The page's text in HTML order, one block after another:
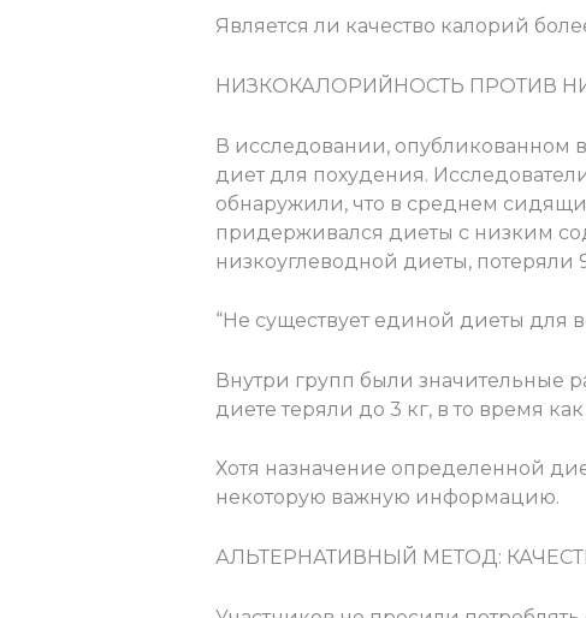
Является ли качество калорий
НИЗКОКАЛОРИЙНОСТЬ ПРОТИВ
В исследовании, опубликованном
диет для похудения.
обнаружили, что в среднем
придерживался диеты с низким
низкоуглеводной диеты, потеряли
“Не существует единой диеты для
Внутри групп были значительные
диете теряли до 3 кг, в то время
Хотя назначение определенной
некоторую важную информацию.
АЛЬТЕРНАТИВНЫЙ МЕТОД: